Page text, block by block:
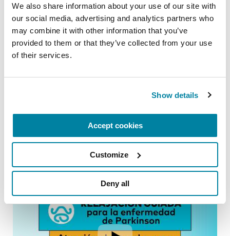
We also share information about your use of our site with
our social media, advertising and analytics partners who
may combine it with other information that you’ve
provided to them or that they’ve collected from your use
of their services.
Show details
Accept cookies
Customize
Deny all
Lunes de Atención Plena | Atención plena